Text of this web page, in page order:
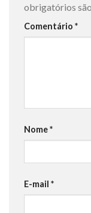
obrigatórios
Comentário *
Nome*
E-mail *